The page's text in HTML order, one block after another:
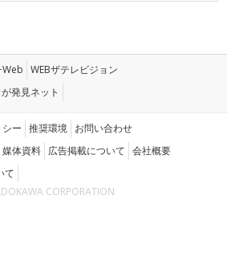
Web WEBザテレビジョン
発見ネット
ー 推奨環境 お問い合わせ
媒体資料 広告掲載について 会社概要
て
CORPORATION